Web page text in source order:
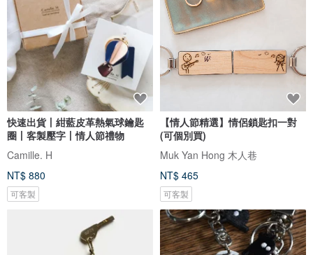
快速出貨丨紺藍皮革熱氣球鑰匙
圈丨客製壓字丨情人節禮物
Camille. H
NT$ 880
可客製
【情人節精選】情侶鎖匙扣一對
(可個別買)
Muk Yan Hong 木人巷
NT$ 465
可客製